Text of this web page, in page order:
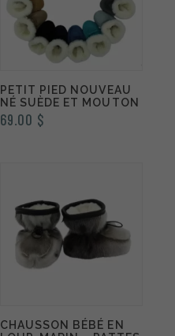
PETIT PIED NOUVEAU
NÉ SUÈDE ET MOUTON
69.00 $
CHAUSSON BÉBÉ EN